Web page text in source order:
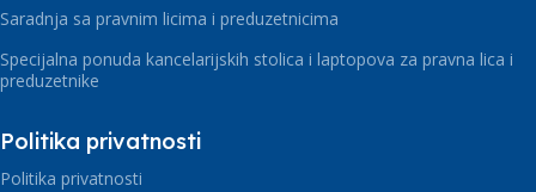
Saradnja sa pravnim licima i preduzetnicima
Specijalna ponuda kancelarijskih stolica i laptopova za pravna lica i
preduzetnike
Politika privatnosti
Politika privatnosti